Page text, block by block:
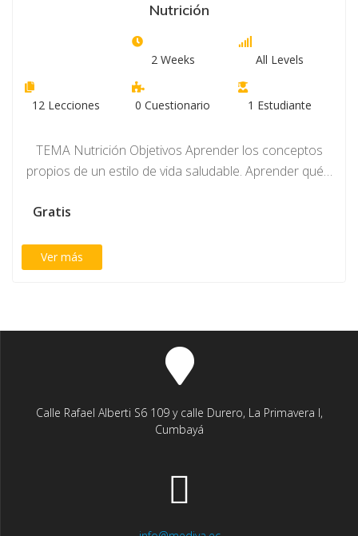
Nutrición
2 Weeks All Levels
12 Lecciones 0 Cuestionario 1 Estudiante
TEMA Nutrición Objetivos Aprender los conceptos
propios de un estilo de vida saludable. Aprender qué…
Gratis
Ver más
Calle Rafael Alberti S6 109 y calle Durero, La Primavera I,
Cumbayá